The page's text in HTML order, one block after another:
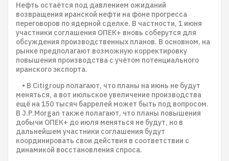
Нефть остаётся под давлением ожиданий
возвращения иранской нефти на фоне прогресса
переговоров по ядерной сделке. В частности, 1 июня
участники соглашения ОПЕК+ вновь соберутся для
обсуждения производственных планов. В основном, на
рынке предполагают возможную корректировку
повышения производства с учётом потенциального
иранского экспорта.
• В Citigroup полагают, что планы на июнь не будут
меняться, а вот июльское увеличение производства
ещё на 150 тысяч баррелей может быть под вопросом.
В J.P.Morgan также полагают, что планы повышения
добычи ОПЕК+ до июля меняться не будут, но в
дальнейшем участники соглашения будут
координировать свои действия в соответствии с
динамикой восстановления спроса.